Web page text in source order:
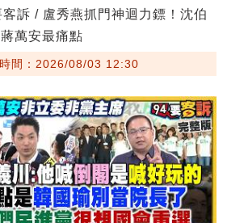
訴 / 盧秀燕抓門神迴力鏢！沈伯
萬安最痛點
間：2026/08/03 12:30